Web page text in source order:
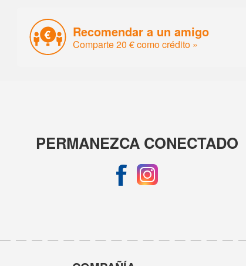
Recomendar a un amigo
Comparte 20 € como crédito »
PERMANEZCA CONECTADO